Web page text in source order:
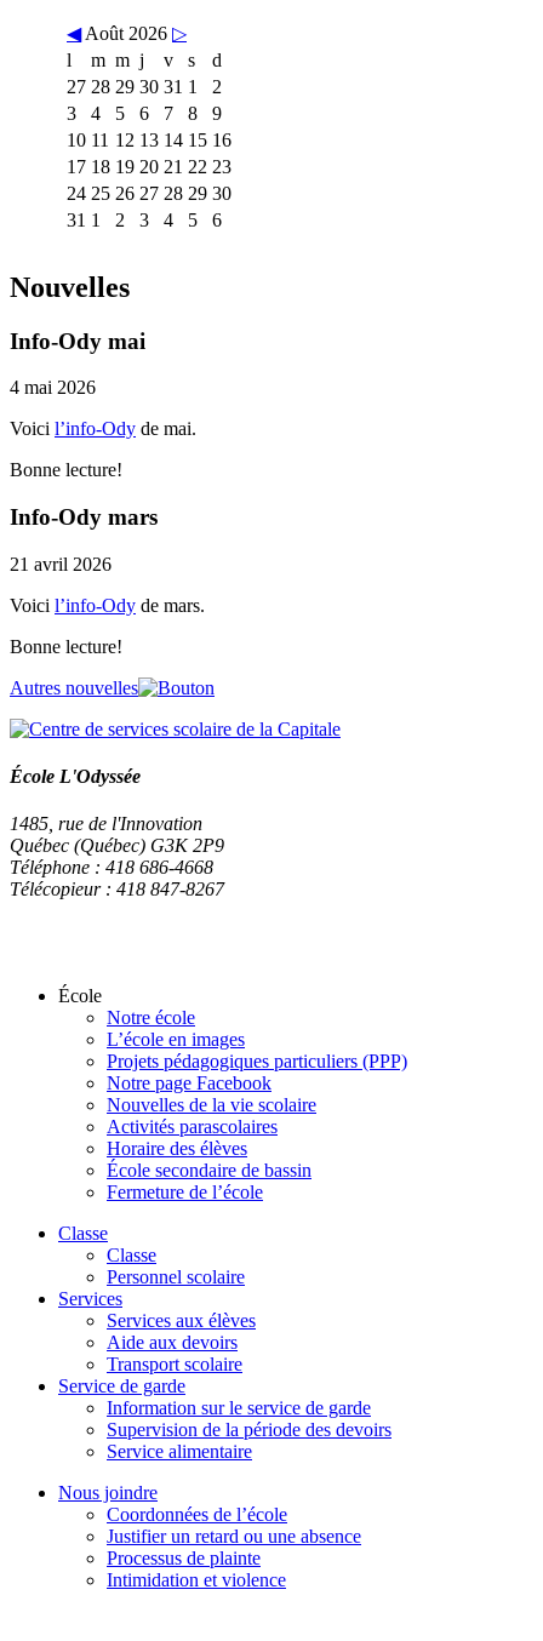
◀ Août 2026 ▷
l
m m j v s
d
27 28 29 30 31 1
2
3
4 5 6 7 8
9
10 11 12 13 14 15 16
17 18 19 20 21 22 23
24 25 26 27 28 29 30
31 1 2 3 4 5 6
Nouvelles
Info-Ody mai
4 mai 2026
Voici l’info-Ody de mai.
Bonne lecture!
Info-Ody mars
21 avril 2026
Voici l’info-Ody de mars.
Bonne lecture!
Autres nouvelles
École L'Odyssée
1485, rue de l'Innovation
Québec (Québec) G3K 2P9
Téléphone : 418 686-4668
Télécopieur : 418 847-8267
École
Notre école
L’école en images
Projets pédagogiques particuliers (PPP)
Notre page Facebook
Nouvelles de la vie scolaire
Activités parascolaires
Horaire des élèves
École secondaire de bassin
Fermeture de l’école
Classe
Classe
Personnel scolaire
Services
Services aux élèves
Aide aux devoirs
Transport scolaire
Service de garde
Information sur le service de garde
Supervision de la période des devoirs
Service alimentaire
Nous joindre
Coordonnées de l’école
Justifier un retard ou une absence
Processus de plainte
Intimidation et violence